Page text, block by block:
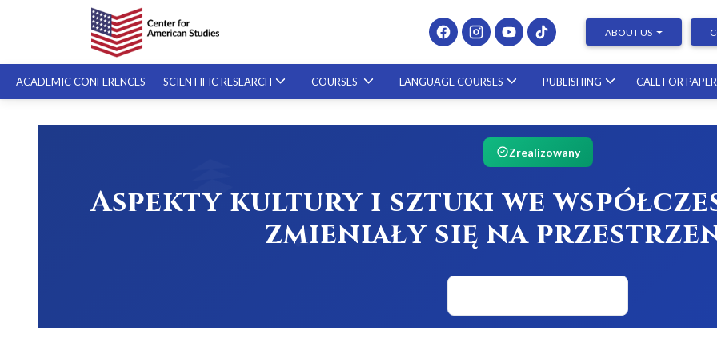
ABOUT US
ACADEMIC CONFERENCES SCIENTIFIC RESEARCH COURSES
SPECIALIZED COURSES
Presenting at Conferences & Publishing Research –
course with a scholar from the United States
LANGUAGE COURSES PUBLISHING CALL FOR
Zrealizowany
Aspekty kultury i sztuki we
zmieniały się na